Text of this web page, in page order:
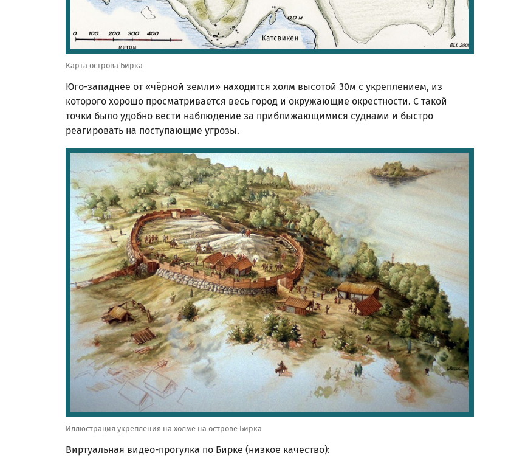
Карта острова Бирка
Юго-западнее от «чёрной земли» находится холм высотой 30м с укреплением, из
которого хорошо просматривается весь город и окружающие окрестности. С такой
точки было удобно вести наблюдение за приближающимися суднами и быстро
реагировать на поступающие угрозы.
Иллюстрация укрепления на холме на острове Бирка
Виртуальная видео-прогулка по Бирке (низкое качество):